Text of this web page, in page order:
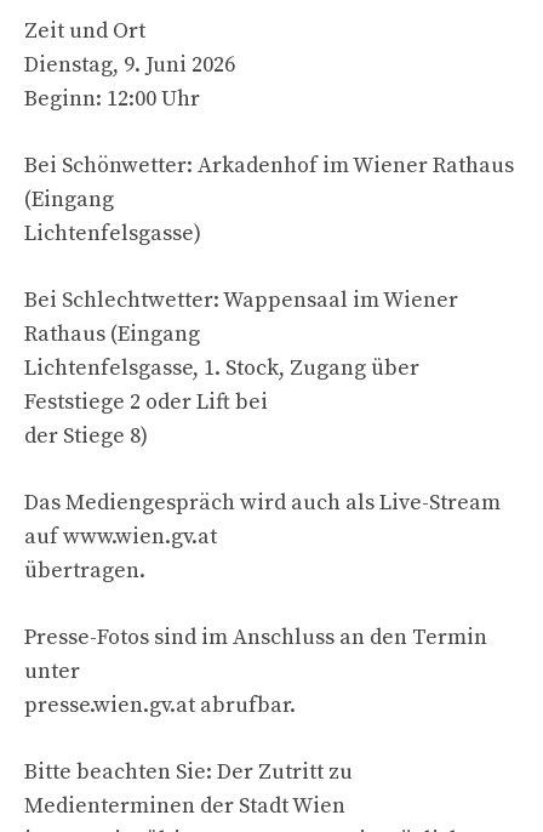
Zeit und Ort
Dienstag, 9. Juni 2026
Beginn: 12:00 Uhr
Bei Schönwetter: Arkadenhof im Wiener Rathaus
(Eingang
Lichtenfelsgasse)
Bei Schlechtwetter: Wappensaal im Wiener
Rathaus (Eingang
Lichtenfelsgasse, 1. Stock, Zugang über
Feststiege 2 oder Lift bei
der Stiege 8)
Das Mediengespräch wird auch als Live-Stream
auf www.wien.gv.at
übertragen.
Presse-Fotos sind im Anschluss an den Termin
unter
presse.wien.gv.at abrufbar.
Bitte beachten Sie: Der Zutritt zu
Medienterminen der Stadt Wien